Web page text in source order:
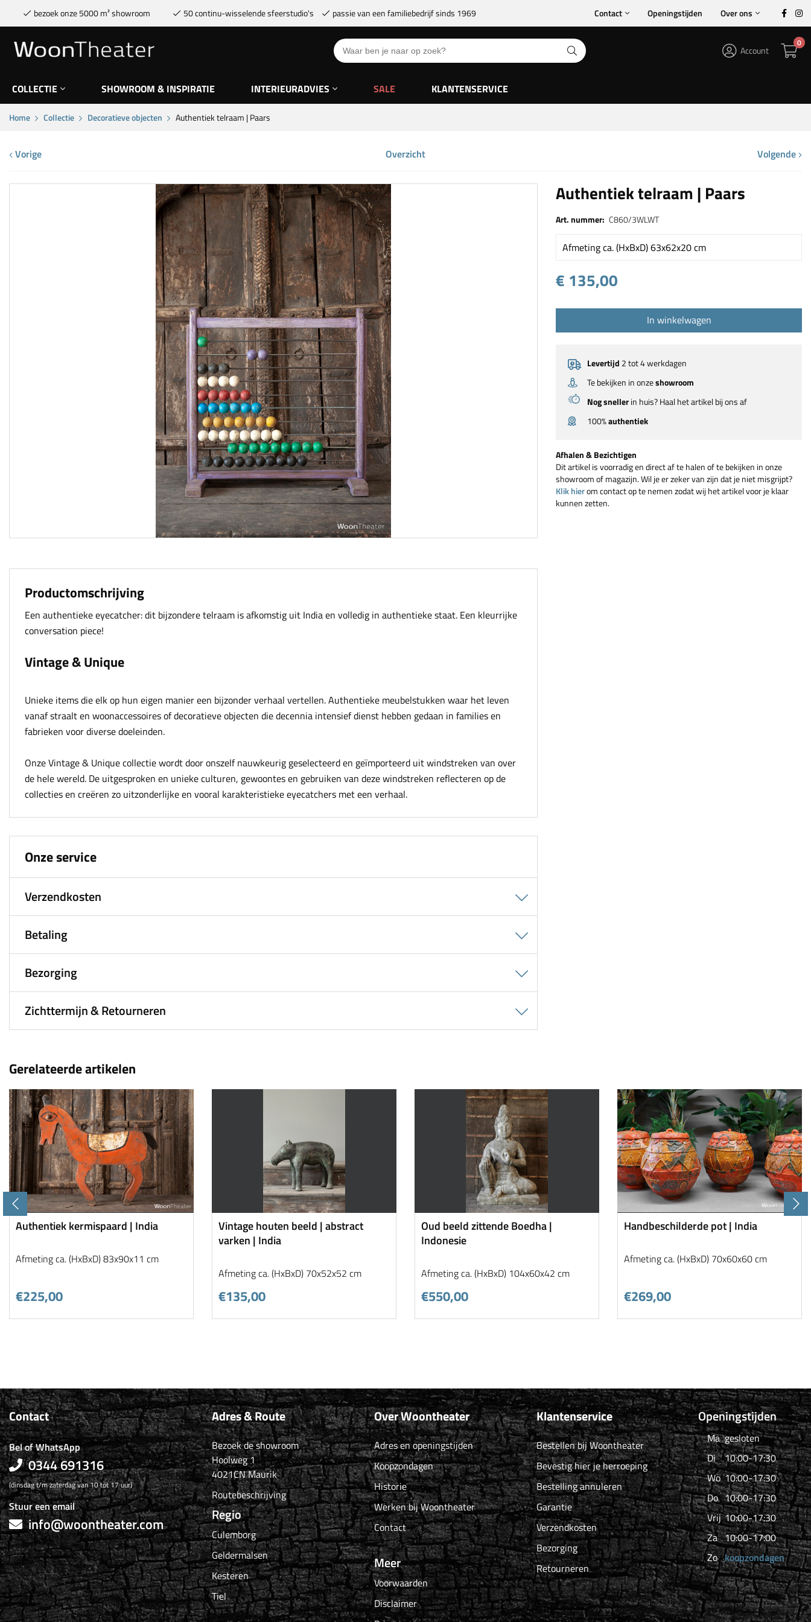
bezoek onze 5000 m² showroom 50 continu-wisselende sfeerstudio's passie van een familiebedrijf sinds 1969 Contact Openingstijden Over ons
0
Account
COLLECTIE SHOWROOM & INSPIRATIE INTERIEURADVIES SALE KLANTENSERVICE
Home Collectie Decoratieve objecten Authentiek telraam | Paars
Vorige Overzicht Volgende
Productomschrijving
Een authentieke eyecatcher: dit bijzondere telraam is afkomstig uit India en volledig in authentieke staat. Een kleurrijke
conversation piece!
Vintage & Unique
Unieke items die elk op hun eigen manier een bijzonder verhaal vertellen. Authentieke meubelstukken waar het leven
vanaf straalt en woonaccessoires of decoratieve objecten die decennia intensief dienst hebben gedaan in families en
fabrieken voor diverse doeleinden.
Onze Vintage & Unique collectie wordt door onszelf nauwkeurig geselecteerd en geïmporteerd uit windstreken van over
de hele wereld. De uitgesproken en unieke culturen, gewoontes en gebruiken van deze windstreken reflecteren op de
collecties en creëren zo uitzonderlijke en vooral karakteristieke eyecatchers met een verhaal.
Onze service
Verzendkosten
Betaling
Bezorging
Zichttermijn & Retourneren
Authentiek telraam | Paars
Art. nummer: C860/3WLWT
Afmeting ca. (HxBxD) 63x62x20 cm
€ 135,00
In winkelwagen
Levertijd 2 tot 4 werkdagen
Te bekijken in onzeshowroom
Nog snellerin huis? Haal het artikel bij ons af
100%authentiek
Afhalen & Bezichtigen
Dit artikel is voorradig en direct af te halen of te bekijken in onze
showroom of magazijn. Wil je er zeker van zijn dat je niet misgrijpt?
Klik hierom contact op te nemen zodat wij het artikel voor je klaar
kunnen zetten.
Gerelateerde artikelen
Authentiek kermispaard | India
Afmeting ca. (HxBxD) 83x90x11 cm
€225,00
Vintage houten beeld | abstract
varken | India
Afmeting ca. (HxBxD) 70x52x52 cm
€135,00
Oud beeld zittende Boedha |
Indonesie
Afmeting ca. (HxBxD) 104x60x42 cm
€550,00
Handbeschilderde pot | India
Afmeting ca. (HxBxD) 70x60x60 cm
€269,00
Contact
Bel of WhatsApp
0344 691316
(dinsdag t/m zaterdag van 10 tot 17 uur)
Stuur een email
info@woontheater.com
Adres & Route
Bezoek de showroom
Hoolweg 1
4021CN Maurik
Routebeschrijving
Regio
Culemborg
Geldermalsen
Kesteren
Tiel
Over Woontheater
Adres en openingstijden
Koopzondagen
Historie
Werken bij Woontheater
Contact
Meer
Voorwaarden
Disclaimer
Klantenservice
Bestellen bij Woontheater
Bevestig hier je herroeping
Bestelling annuleren
Garantie
Verzendkosten
Bezorging
Retourneren
Openingstijden
Ma gesloten
Di
10:00-17:30
Wo 10:00-17:30
Do 10:00-17:30
Vrij 10:00-17:30
Za 10:00-17:00
Zo koopzondagen